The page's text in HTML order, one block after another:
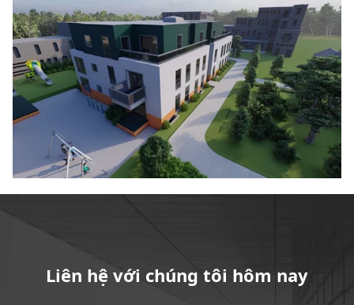
Liên hệ với chúng tôi hôm nay